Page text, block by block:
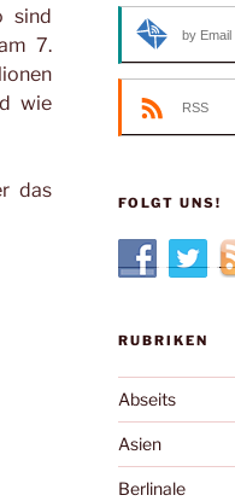
sind
7.
wie
das
by Email
RSS
FOLGT UNS!
RUBRIKEN
Abseits
Asien
Berlinale